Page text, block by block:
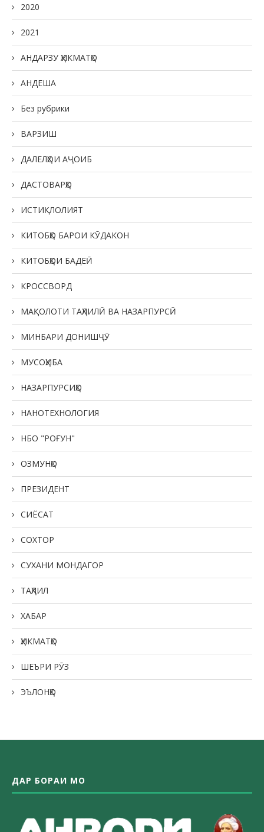
2020
2021
АНДАРЗУ ҲИКМАТҲО
АНДЕША
Без рубрики
ВАРЗИШ
ДАЛЕЛҲОИ АҶОИБ
ДАСТОВАРҲО
ИСТИҚЛОЛИЯТ
КИТОБҲО БАРОИ КӮДАКОН
КИТОБҲОИ БАДЕӢ
КРОССВОРД
МАҚОЛОТИ ТАҲЛИЛӢ ВА НАЗАРПУРСӢ
МИНБАРИ ДОНИШҶӮ
МУСОҲИБА
НАЗАРПУРСИҲО
НАНОТЕХНОЛОГИЯ
НБО "РОҒУН"
ОЗМУНҲО
ПРЕЗИДЕНТ
СИЁСАТ
СОХТОР
СУХАНИ МОНДАГОР
ТАҲЛИЛ
ХАБАР
ҲИКМАТҲО
ШЕЪРИ РӮЗ
ЭЪЛОНҲО
ДАР БОРАИ МО